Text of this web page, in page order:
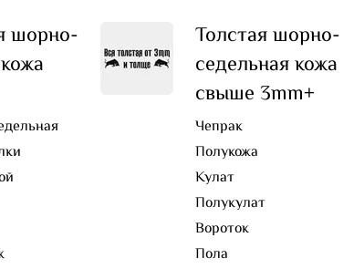
шорно-
Толстая шорно-
седельная кожа
свыше 3mm+
Чепрак
Полукожа
Кулат
Полукулат
Вороток
Пола